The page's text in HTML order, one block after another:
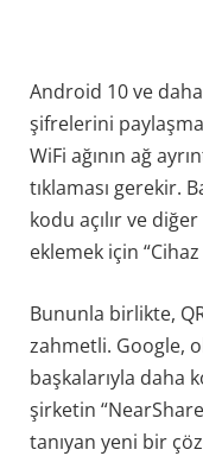
Android 10 ve
şifrelerini
WiFi ağının ağ
tıklaması gerekir.
kodu açılır ve
eklemek için
Bununla birlikte,
zahmetli. Google,
başkalarıyla daha
şirketin
tanıyan yeni bir